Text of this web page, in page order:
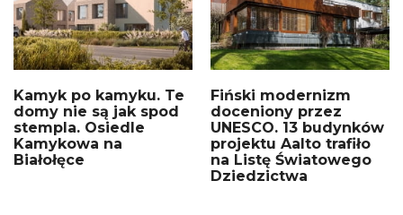
Kamyk po kamyku. Te
domy nie są jak spod
stempla. Osiedle
Kamykowa na
Białołęce
Fiński modernizm
doceniony przez
UNESCO. 13 budynków
projektu Aalto trafiło
na Listę Światowego
Dziedzictwa